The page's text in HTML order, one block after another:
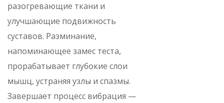
разогревающие ткани и
улучшающие подвижность
суставов. Разминание,
напоминающее замес теста,
прорабатывает глубокие слои
мышц, устраняя узлы и спазмы.
Завершает процесс вибрация —